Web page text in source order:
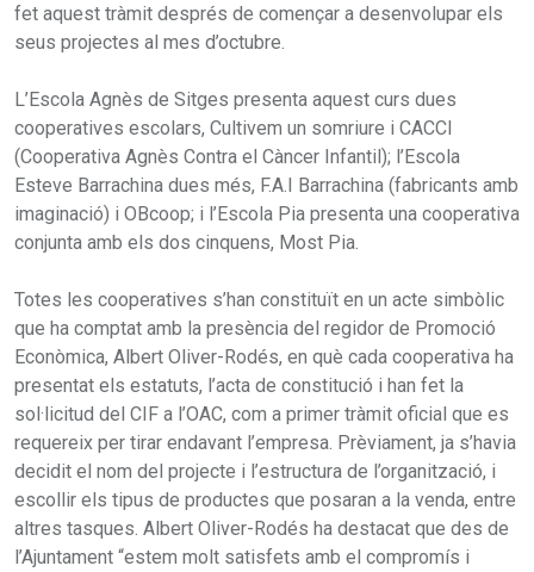
fet aquest tràmit després de començar a desenvolupar els
seus projectes al mes d’octubre.
L’Escola Agnès de Sitges presenta aquest curs dues
cooperatives escolars, Cultivem un somriure i CACCI
(Cooperativa Agnès Contra el Càncer Infantil); l’Escola
Esteve Barrachina dues més, F.A.I Barrachina (fabricants amb
imaginació) i OBcoop; i l’Escola Pia presenta una cooperativa
conjunta amb els dos cinquens, Most Pia.
Totes les cooperatives s’han constituït en un acte simbòlic
que ha comptat amb la presència del regidor de Promoció
Econòmica, Albert Oliver-Rodés, en què cada cooperativa ha
presentat els estatuts, l’acta de constitució i han fet la
sol·licitud del CIF a l’OAC, com a primer tràmit oficial que es
requereix per tirar endavant l’empresa. Prèviament, ja s’havia
decidit el nom del projecte i l’estructura de l’organització, i
escollir els tipus de productes que posaran a la venda, entre
altres tasques. Albert Oliver-Rodés ha destacat que des de
l’Ajuntament “estem molt satisfets amb el compromís i